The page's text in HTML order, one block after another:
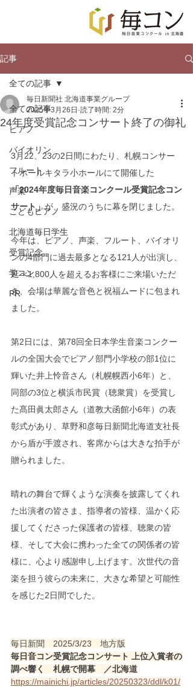
記事
全ての記事
ピアノ
バイオリン
フルート
声楽
こどもピアノ
北海道毎日学生
受賞記念
学コン
PR
全ての記事
24年度受賞記念コンサート終了の御礼
毎日新聞社 北海道事業グループ
2025年3月26日 読了時間: 2分
3月22、23の2日間にわたり、札幌コンサー
トホールキタラ小ホールにて開催した
「2024年度毎日音楽コンクール受賞記念コン
サート」が、盛況のうちに幕を閉じました。
今年は、ピアノ、声楽、フルート、バイオリ
ンの4部門に過去最多となる121人が出演し、
延べ1,800人を超えるお客様にご来場いただ
き、会場は華麗な音色と祝福ムードに包まれ
ました。
第2日には、第78回全日本学生音楽コンクー
ルの全国大会でピアノ部門小学校の部1位に
輝いた井上怜音さん（札幌幌西小6年）と、
同部の3位と横浜市民賞（聴衆賞）を受賞し
た髙田眞太郎さん（道教大函館小6年）の表
彰式があり、草野和彦毎日新聞北海道支社長
から盾が手渡され、客席からは大きな拍手が
贈られました。
晴れの舞台で輝くような演奏を披露してくれ
た出演者の皆さま、指導者の皆様、温かく応
援してくださった保護者の皆様、聴衆の皆
様、そして大会に携わった全ての関係者の皆
様に、心より感謝申し上げます。次世代の音
楽を担う彼らの未来に、大きな希望と可能性
を感じた2日間でした。
毎日新聞　2025/3/23　地方版
毎日音コン受賞記念コンサート 上位入賞者の
調べ響く　札幌で開幕　／北海道
https://mainichi.jp/articles/20250323/ddl/k01/